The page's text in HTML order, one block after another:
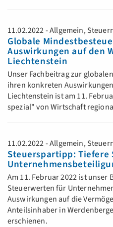
11.02.2022 - Allgemein,
Globale
Auswirkungen auf den
Liechtenstein
Unser Fachbeitrag zur
ihren konkreten
Liechtenstein ist am 11.
spezial" von Wirtschaft
11.02.2022 - Allgemein,
Steuerspartipp:
Am 11. Februar 2022 ist unser
Steuerwerten für
Auswirkungen auf die
Anteilsinhaber in
erschienen.